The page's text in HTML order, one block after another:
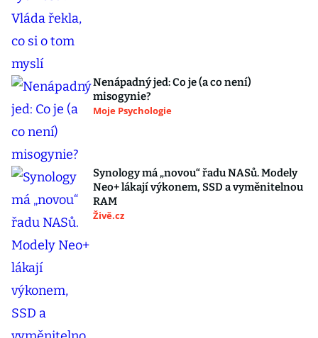
Nenápadný jed: Co je (a co není)
misogynie?
Moje Psychologie
Synology má „novou“ řadu NASů. Modely
Neo+ lákají výkonem, SSD a vyměnitelnou
RAM
Živě.cz